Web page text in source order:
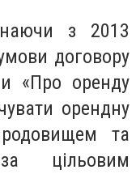
з 2013
договору
«Про оренду
орендну
та
цільовим